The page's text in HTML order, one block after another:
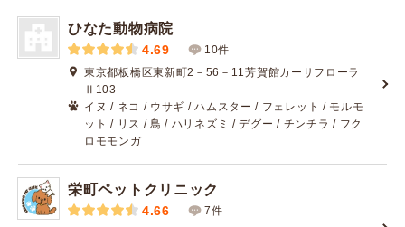
ひなた動物病院
4.69
10件
東京都板橋区東新町2－56－11芳賀館カーサフローラ
Ⅱ103
イヌ / ネコ / ウサギ / ハムスター / フェレット / モルモ
ット / リス / 鳥 / ハリネズミ / デグー / チンチラ / フク
ロモモンガ
栄町ペットクリニック
4.66
7件